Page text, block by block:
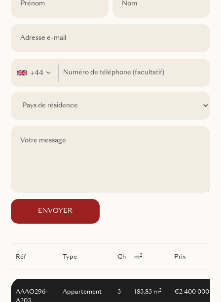
+44
ENVOYER
Réf Type Ch m2 Prix
AAAO296-
Appartement 3 183,83 m2 €2 400 000